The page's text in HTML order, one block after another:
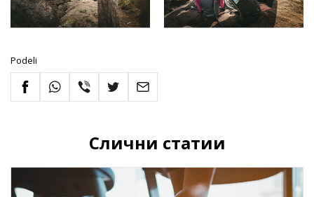
Podeli
Слични статии